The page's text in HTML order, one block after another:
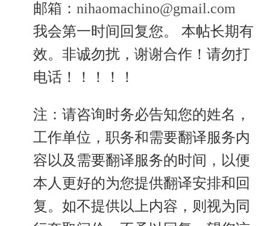
邮箱： nihaomachino@gmail.com
我会第一时间回复您。 本帖长期有
效。非诚勿扰，谢谢合作！请勿打
电话！！！！！
注：请咨询时务必告知您的姓名，
工作单位，职务和需要翻译服务内
容以及需要翻译服务的时间，以便
本人更好的为您提供翻译安排和回
复。如不提供以上内容，则视为同